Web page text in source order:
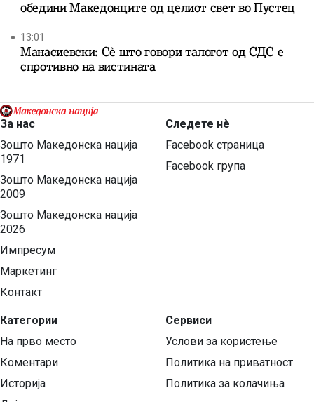
обедини Македонците од целиот свет во Пустец
13:01
Манасиевски: Сè што говори талогот од СДС е
спротивно на вистината
За нас
Зошто Македонска нација
1971
Зошто Македонска нација
2009
Зошто Македонска нација
2026
Импресум
Маркетинг
Контакт
Категории
На прво место
Коментари
Историја
Следете нѐ
Facebook страница
Facebook група
Сервиси
Услови за користење
Политика на приватност
Политика за колачиња